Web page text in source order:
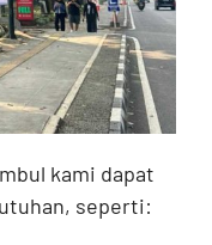
kami dapat
seperti: